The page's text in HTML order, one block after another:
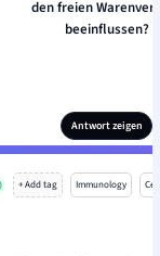
den freien
beeinflussen?
Antwort zeigen
+ Add tag Immunology